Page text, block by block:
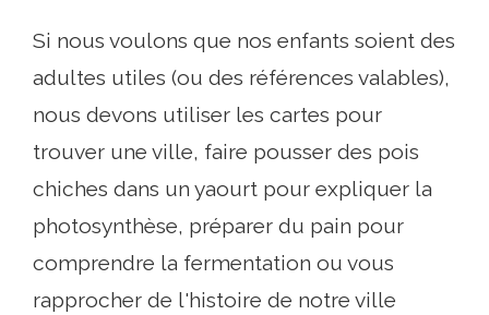
Si nous voulons que nos enfants soient des
adultes utiles (ou des références valables),
nous devons utiliser les cartes pour
trouver une ville, faire pousser des pois
chiches dans un yaourt pour expliquer la
photosynthèse, préparer du pain pour
comprendre la fermentation ou vous
rapprocher de l'histoire de notre ville